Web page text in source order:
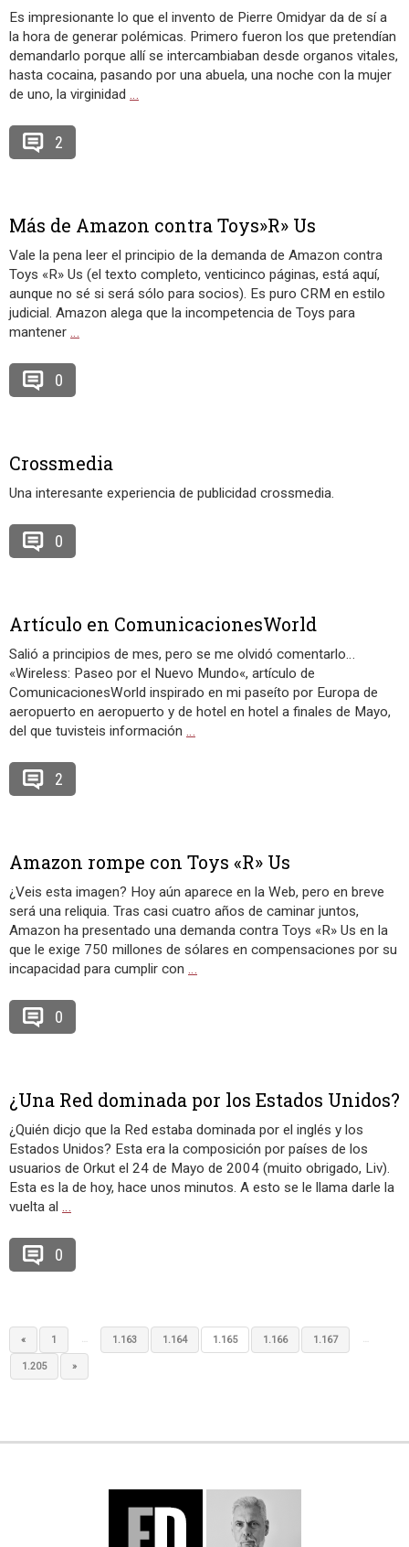
Es impresionante lo que el invento de Pierre Omidyar da de sí a
la hora de generar polémicas. Primero fueron los que pretendían
demandarlo porque allí se intercambiaban desde organos vitales,
hasta cocaina, pasando por una abuela, una noche con la mujer
de uno, la virginidad …
2
Más de Amazon contra Toys»R» Us
Vale la pena leer el principio de la demanda de Amazon contra
Toys «R» Us (el texto completo, venticinco páginas, está aquí,
aunque no sé si será sólo para socios). Es puro CRM en estilo
judicial. Amazon alega que la incompetencia de Toys para
mantener …
0
Crossmedia
Una interesante experiencia de publicidad crossmedia.
0
Artículo en ComunicacionesWorld
Salió a principios de mes, pero se me olvidó comentarlo…
«Wireless: Paseo por el Nuevo Mundo«, artículo de
ComunicacionesWorld inspirado en mi paseíto por Europa de
aeropuerto en aeropuerto y de hotel en hotel a finales de Mayo,
del que tuvisteis información …
2
Amazon rompe con Toys «R» Us
¿Veis esta imagen? Hoy aún aparece en la Web, pero en breve
será una reliquia. Tras casi cuatro años de caminar juntos,
Amazon ha presentado una demanda contra Toys «R» Us en la
que le exige 750 millones de sólares en compensaciones por su
incapacidad para cumplir con …
0
¿Una Red dominada por los Estados Unidos?
¿Quién dicjo que la Red estaba dominada por el inglés y los
Estados Unidos? Esta era la composición por países de los
usuarios de Orkut el 24 de Mayo de 2004 (muito obrigado, Liv).
Esta es la de hoy, hace unos minutos. A esto se le llama darle la
vuelta al …
0
« 1 … 1.163 1.164 1.165 1.166 1.167 …
1.205 »